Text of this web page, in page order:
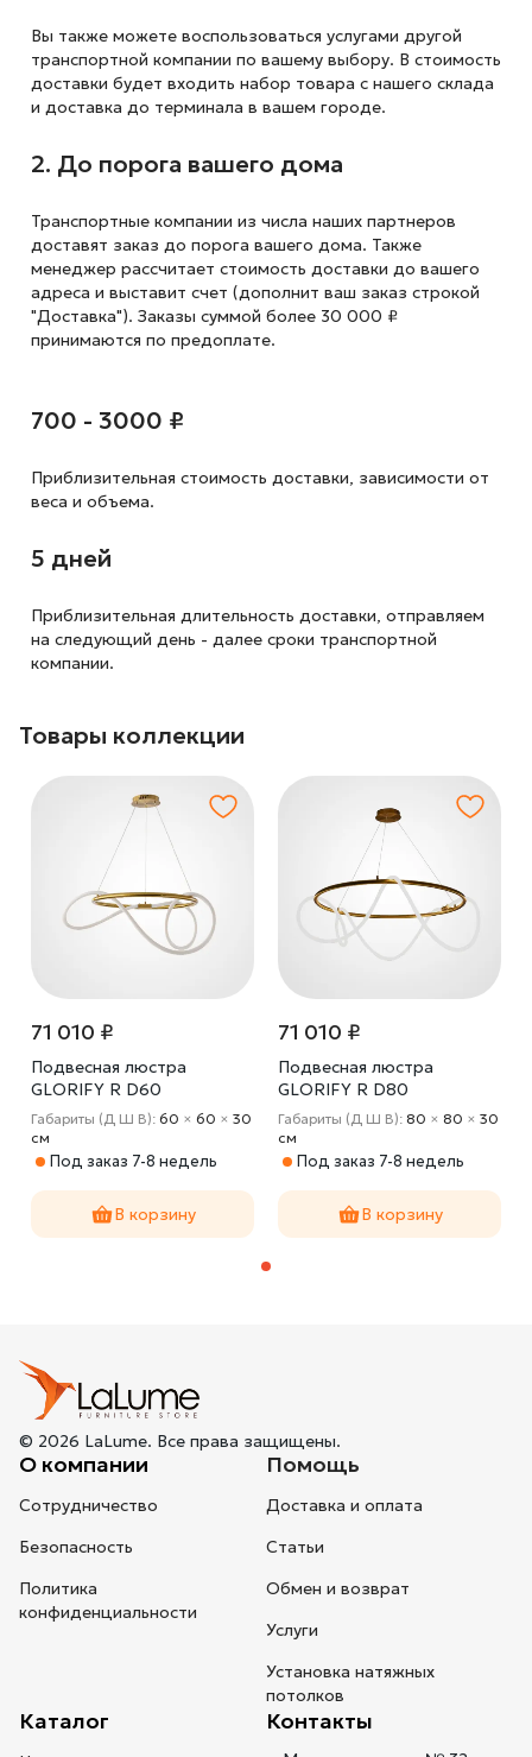
Вы также можете воспользоваться услугами другой
транспортной компании по вашему выбору. В стоимость
доставки будет входить набор товара с нашего склада
и доставка до терминала в вашем городе.
2. До порога вашего дома
Транспортные компании из числа наших партнеров
доставят заказ до порога вашего дома. Также
менеджер рассчитает стоимость доставки до вашего
адреса и выставит счет (дополнит ваш заказ строкой
"Доставка"). Заказы суммой более 30 000 ₽
принимаются по предоплате.
700 - 3000 ₽
Приблизительная стоимость доставки, зависимости от
веса и объема.
5 дней
Приблизительная длительность доставки, отправляем
на следующий день - далее сроки транспортной
компании.
Товары коллекции
71 010 ₽
Подвесная люстра
GLORIFY R D60
Габариты (Д Ш В): 60 × 60 × 30
cм
Под заказ 7-8 недель
В корзину
71 010 ₽
Подвесная люстра
GLORIFY R D80
Габариты (Д Ш В): 80 × 80 × 30
cм
Под заказ 7-8 недель
В корзину
© 2026 LaLume. Все права защищены.
О компании
Сотрудничество
Безопасность
Политика
конфиденциальности
Помощь
Доставка и оплата
Статьи
Обмен и возврат
Услуги
Установка натяжных
потолков
Каталог Контакты